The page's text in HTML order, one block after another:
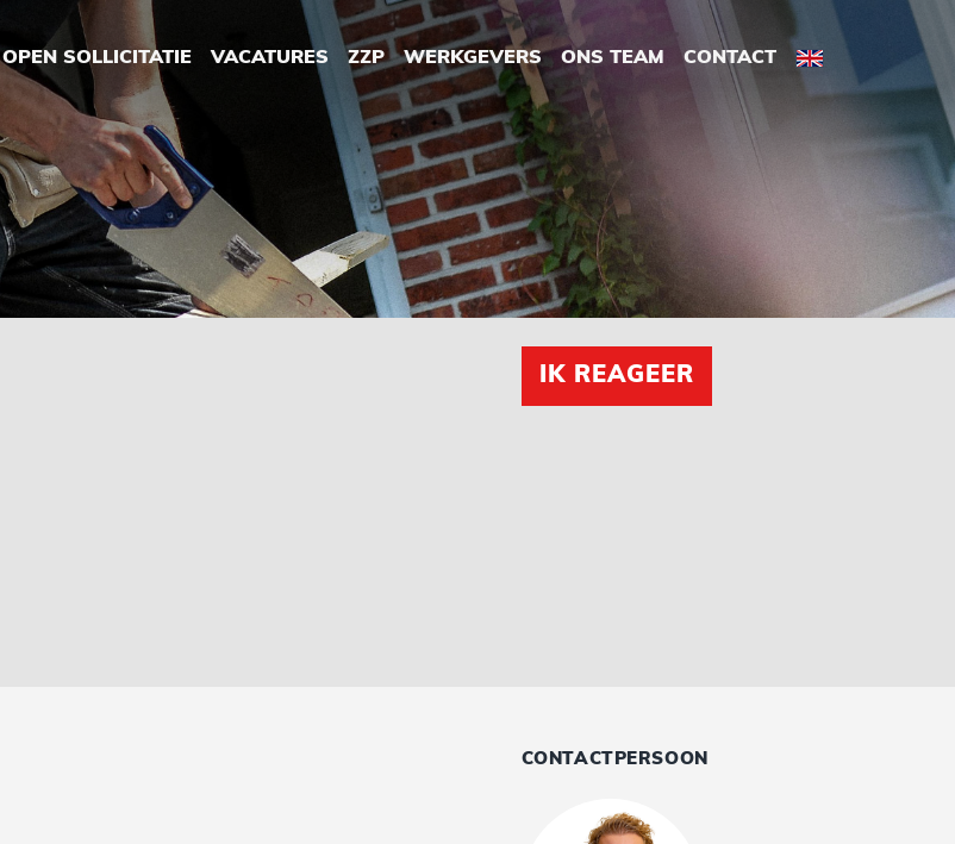
OPEN SOLLICITATIE VACATURES ZZP WERKGEVERS ONS TEAM CONTACT
IK REAGEER
CONTACTPERSOON